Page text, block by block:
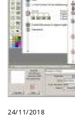
24/11/2018